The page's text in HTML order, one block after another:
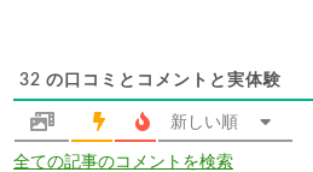
32 の口コミとコメントと実体験
新しい順
全ての記事のコメントを検索